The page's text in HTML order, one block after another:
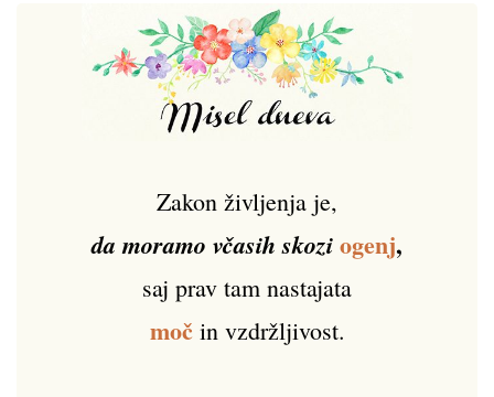
Zakon življenja je,
da moramo včasih skoziogenj,
saj prav tam nastajata
močin vzdržljivost.